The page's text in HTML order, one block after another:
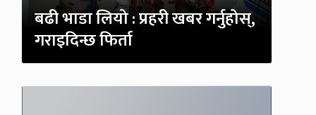
बढी भाडा लियो : प्रहरी खबर गर्नुहोस्,
गराइदिन्छ फिर्ता